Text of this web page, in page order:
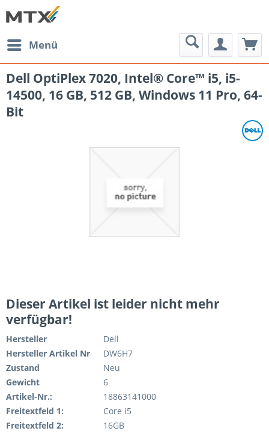
Menü
Dell OptiPlex 7020, Intel® Core™ i5, i5-
14500, 16 GB, 512 GB, Windows 11 Pro, 64-
Bit
Dieser Artikel ist leider nicht mehr
verfügbar!
Hersteller
Dell
Hersteller Artikel Nr
DW6H7
Zustand
Neu
Gewicht
6
Artikel-Nr.:
18863141000
Freitextfeld 1:
Core i5
Freitextfeld 2:
16GB